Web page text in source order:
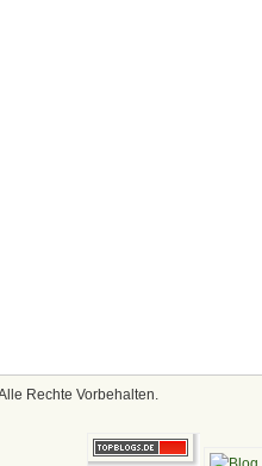
Rechte Vorbehalten.